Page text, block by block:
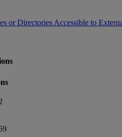
or Directories Accessible to